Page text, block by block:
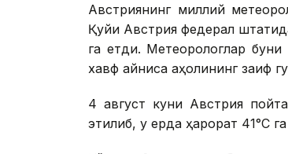
Австриянинг миллий
Қуйи Австрия федерал
га етди. Метеорологлар буни
хавф айниқса аҳолининг заиф
4 август куни Австрия
этилиб, у ерда ҳарорат 41°С